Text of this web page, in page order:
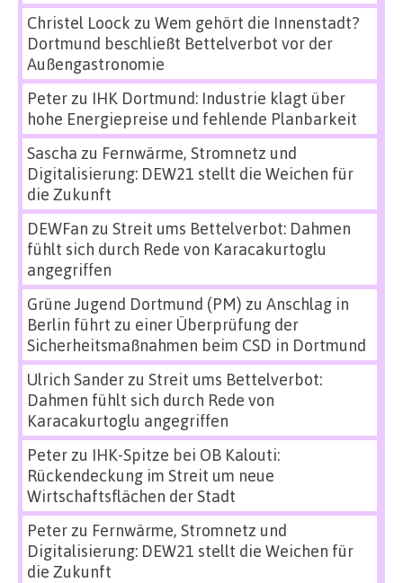
Christel Loock zu Wem gehört die Innenstadt?
Dortmund beschließt Bettelverbot vor der
Außengastronomie
Peterzu IHK Dortmund: Industrie klagt über
hohe Energiepreise und fehlende Planbarkeit
Sascha zu Fernwärme, Stromnetz und
Digitalisierung: DEW21 stellt die Weichen für
die Zukunft
DEWFan zu Streit ums Bettelverbot: Dahmen
fühlt sich durch Rede von Karacakurtoglu
angegriffen
Grüne Jugend Dortmund (PM) zu Anschlag in
Berlin führt zu einer Überprüfung der
Sicherheitsmaßnahmen beim CSD in Dortmund
Ulrich Sanderzu Streit ums Bettelverbot:
Dahmen fühlt sich durch Rede von
Karacakurtoglu angegriffen
Peterzu IHK-Spitze bei OB Kalouti:
Rückendeckung im Streit um neue
Wirtschaftsflächen der Stadt
Peterzu Fernwärme, Stromnetz und
Digitalisierung: DEW21 stellt die Weichen für
die Zukunft